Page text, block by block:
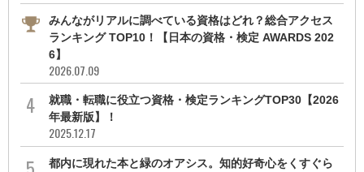
みんながリアルに調べている資格はどれ？総合アクセス
ランキング TOP10！【日本の資格・検定 AWARDS 202
6】
2026.07.09
就職・転職に役立つ資格・検定ランキングTOP30【2026
年最新版】！
2025.12.17
都内に現れた本と緑のオアシス。知的好奇心をくすぐら